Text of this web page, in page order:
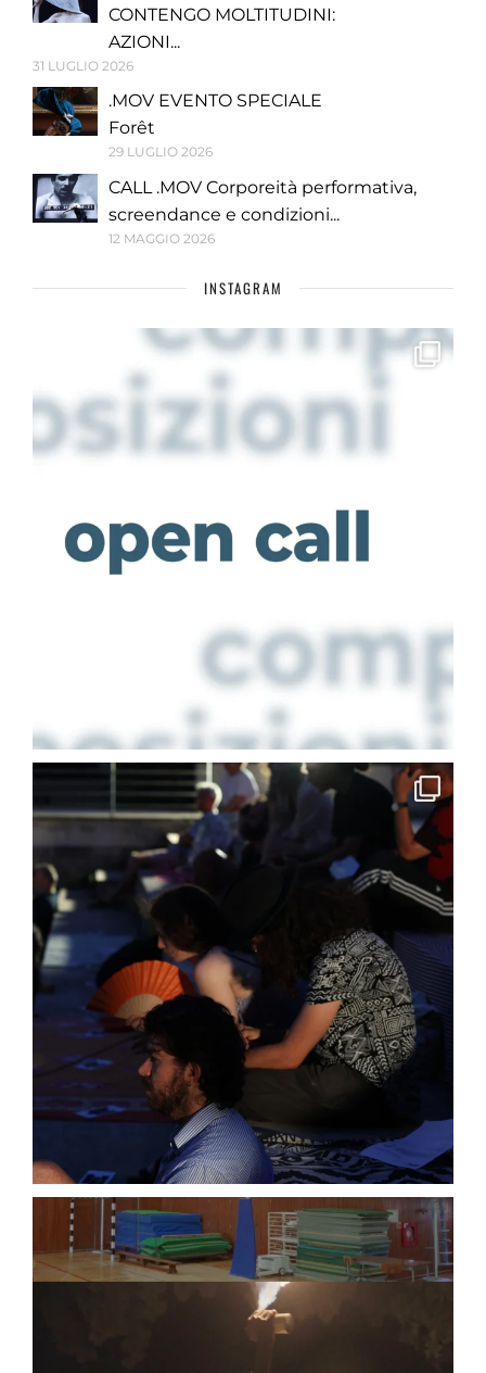
CONTENGO MOLTITUDINI:
AZIONI...
31 LUGLIO 2026
.MOV EVENTO SPECIALE
Forêt
29 LUGLIO 2026
CALL .MOV Corporeità performativa,
screendance e condizioni...
12 MAGGIO 2026
INSTAGRAM